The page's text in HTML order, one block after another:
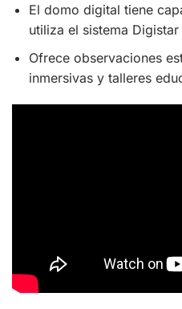
El domo digital tiene
utiliza el sistema Digistar
Ofrece observaciones
inmersivas y talleres